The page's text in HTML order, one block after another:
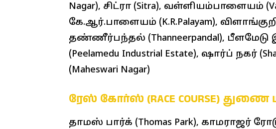
Nagar), சிட்ரா (Sitra), வள்ளியம்பாளையம்
கே.ஆர்.பாளையம் (K.R.Palayam),
தண்ணீர்பந்தல் (Thanneerpandal),
(Peelamedu Industrial Estate), ஷார்ப் நகர்
(Maheswari Nagar)
ரேஸ் கோர்ஸ் (RACE COURSE)
தாமஸ் பார்க் (Thomas Park), காமராஜர் ரோடு